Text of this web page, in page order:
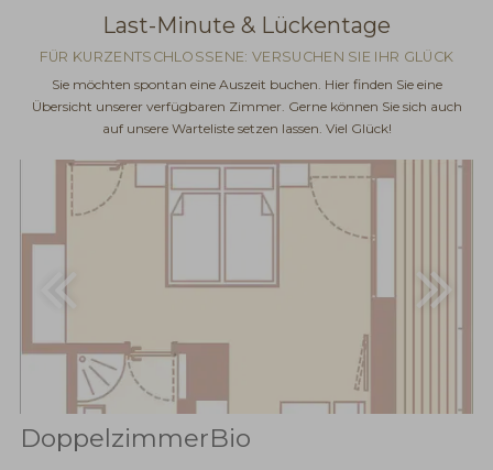
Last-Minute & Lückentage
FÜR KURZENTSCHLOSSENE: VERSUCHEN SIE IHR GLÜCK
Sie möchten spontan eine Auszeit buchen. Hier finden Sie eine
Übersicht unserer verfügbaren Zimmer. Gerne können Sie sich auch
auf unsere Warteliste setzen lassen. Viel Glück!
DoppelzimmerBio